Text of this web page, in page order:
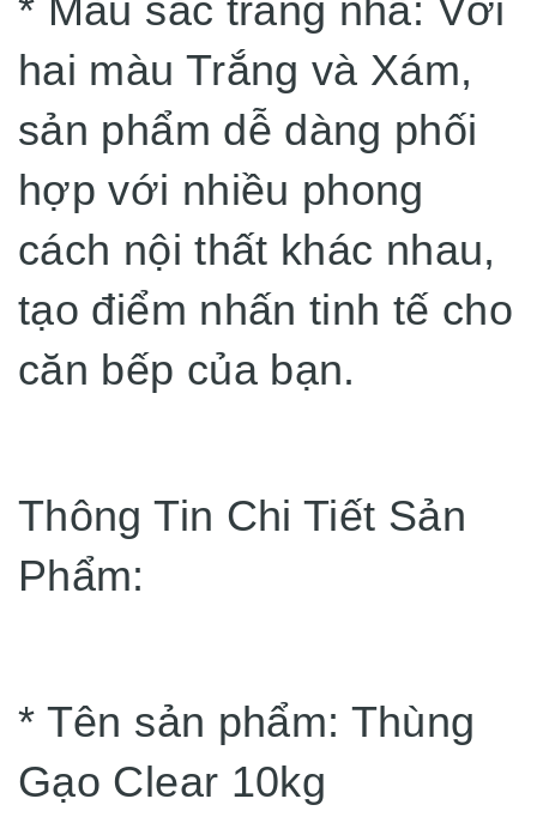
* Màu sắc trang nhã: Với
hai màu Trắng và Xám,
sản phẩm dễ dàng phối
hợp với nhiều phong
cách nội thất khác nhau,
tạo điểm nhấn tinh tế cho
căn bếp của bạn.
Thông Tin Chi Tiết Sản
Phẩm:
* Tên sản phẩm: Thùng
Gạo Clear 10kg